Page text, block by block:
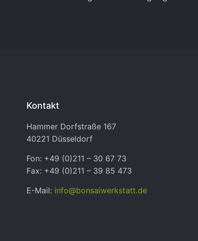
Kontakt
Hammer Dorfstraße 167
40221 Düsseldorf
Fon: +49 (0)211 – 30 67 73
Fax: +49 (0)211 – 39 85 473
E-Mail: info@bonsaiwerkstatt.de